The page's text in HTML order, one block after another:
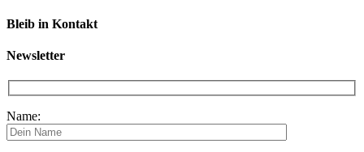
Bleib in Kontakt
Newsletter
Name: